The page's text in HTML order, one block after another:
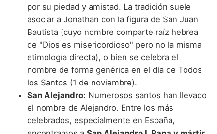
por su piedad y amistad. La tradición suele
asociar a Jonathan con la figura de San Juan
Bautista (cuyo nombre comparte raíz hebrea
de "Dios es misericordioso" pero no la misma
etimología directa), o bien se celebra el
nombre de forma genérica en el día de Todos
los Santos (1 de noviembre).
San Alejandro: Numerosos santos han llevado
el nombre de Alejandro. Entre los más
celebrados, especialmente en España,